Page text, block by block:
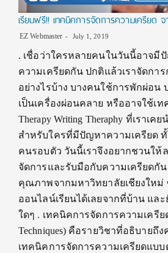
เรียนฟรี!! เทคนิคการจัดการความเครียด จ
EZ Webmaster July 1, 2019
. เชื่อว่าใครหลายคนในวันนี้อาจมีปั
ความเครียดกัน ปกติแล้วเราจัดกา
อย่างไรบ้าง บางคนใช้การพักผ่อน
เป็นเครื่องผ่อนคลาย หรืออาจใช้เท
Therapy Writing Theraphy ที่เราเค
สำหรับใครที่มีปัญหาความเครียด ทั้
คนรอบตัว วันนี้เราจึงอยากชวนให้
จัดการและรับมือกับความเครียดกั
คุณภาพจากมหาวิทยาลัยเชียงใหม่
ออนไลน์เรียนได้เลยจากที่บ้าน แล
ใดๆ . เทคนิคการจัดการความเครียด
Techniques) คือรายวิชาที่อธิบายถึ
เทคนิคการจัดการความเครียดแบบ